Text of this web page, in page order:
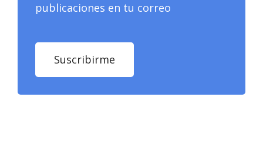
publicaciones en tu correo
Suscribirme